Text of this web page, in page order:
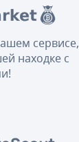
сервисе,
находке с